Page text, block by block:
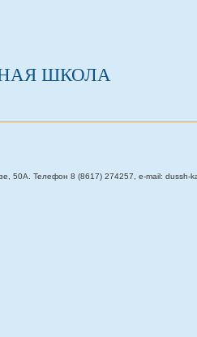
ШКОЛА
50А. Телефон 8 (8617) 274257, e-mail: dussh-